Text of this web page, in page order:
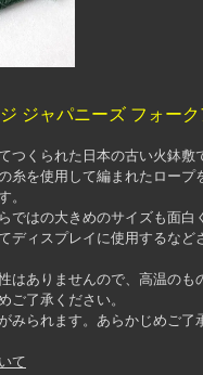
ジャパニーズ フォー
つくられた日本の古い火鉢敷
糸を使用して編まれたロー
。
ではの大きめのサイズも面
ディスプレイに使用するなど
はありませんので、高温のも
ご了承ください。
みられます。あらかじめご了
て